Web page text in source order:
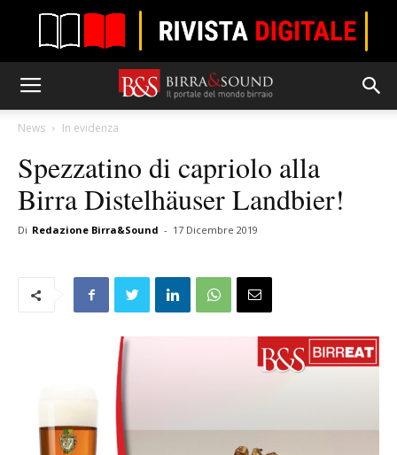
News In evidenza
Spezzatino di capriolo alla
Birra Distelhäuser Landbier!
Di Redazione Birra&Sound - 17 Dicembre 2019